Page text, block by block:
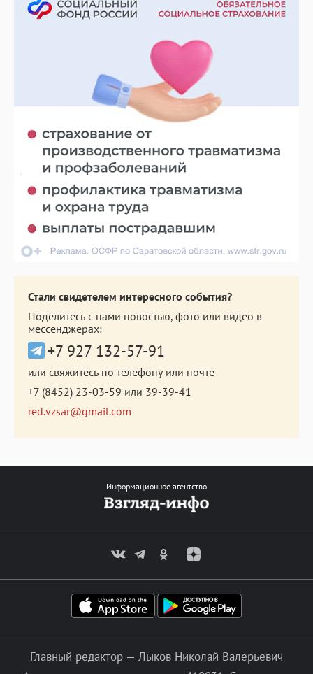
Стали свидетелем интересного события?
Поделитесь с нами новостью, фото или видео в
мессенджерах:
+7 927 132-57-91
или свяжитесь по телефону или почте
+7 (8452) 23-03-59 или 39-39-41
red.vzsar@gmail.com
Информационное агентство
Главный редактор — Лыков Николай Валерьевич